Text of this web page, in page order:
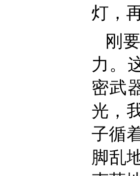
灯，
刚
力。
密武
光，
子循
脚乱